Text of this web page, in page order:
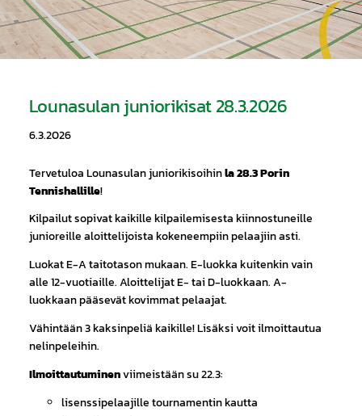
Lounasulan juniorikisat 28.3.2026
6.3.2026
Tervetuloa Lounasulan juniorikisoihinla 28.3 Porin
Tennishallille!
Kilpailut sopivat kaikille kilpailemisesta kiinnostuneille
junioreille aloittelijoista kokeneempiin pelaajiin asti.
Luokat E-A taitotason mukaan. E-luokka kuitenkin vain
alle 12-vuotiaille. Aloittelijat E- tai D-luokkaan. A-
luokkaan pääsevät kovimmat pelaajat.
Vähintään 3 kaksinpeliä kaikille! Lisäksi voit ilmoittautua
nelinpeleihin.
Ilmoittautuminenviimeistään su 22.3:
lisenssipelaajille tournamentin kautta